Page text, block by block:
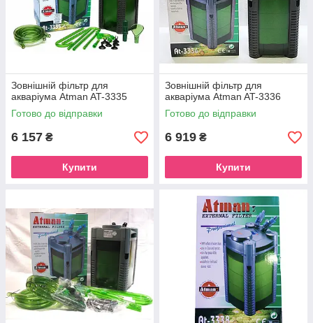
Зовнішній фільтр для
акваріума Atman AT-3335
Готово до відправки
6 157 ₴
Купити
Зовнішній фільтр для
акваріума Atman AT-3336
Готово до відправки
6 919 ₴
Купити